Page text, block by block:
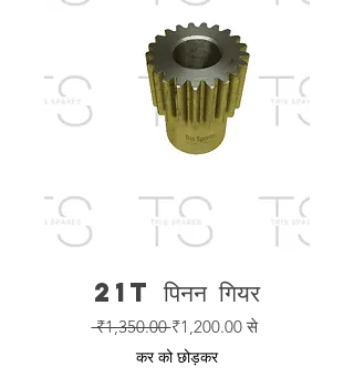
21T पिनन गियर
₹1,350.00 नियमित
मूल्य
₹1,200.00सेबिक्री
कर को छोड़कर